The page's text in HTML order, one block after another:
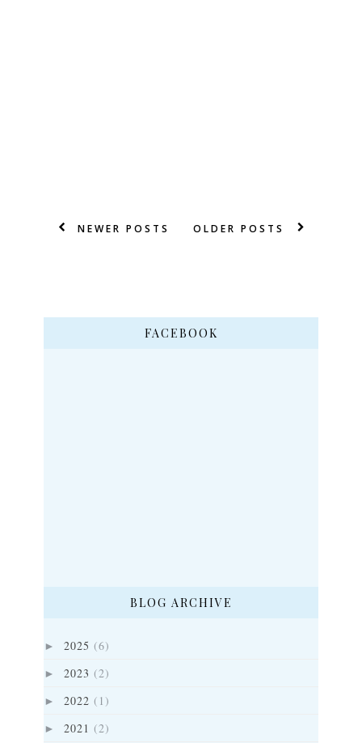
NEWER POSTS OLDER POSTS
FACEBOOK
BLOG ARCHIVE
► 2025 (6)
► 2023 (2)
► 2022 (1)
► 2021 (2)